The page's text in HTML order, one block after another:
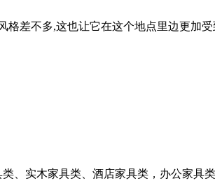
差不多,这也让它在这个地点里边更加
、实木家具类、酒店家具类，办公家具